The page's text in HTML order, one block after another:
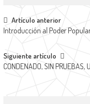
Artículo anterior
Introducción al Poder
Siguiente artículo
CONDENADO, SIN PRUEBAS,